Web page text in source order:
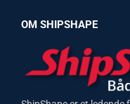
OM SHIPSHAPE